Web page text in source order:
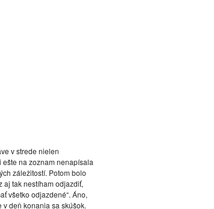
v strede nielen
na zoznam nenapísala
záležitostí. Potom bolo
aj tak nestíham odjazdiť,
všetko odjazdené“. Áno,
deň konania sa skúšok.